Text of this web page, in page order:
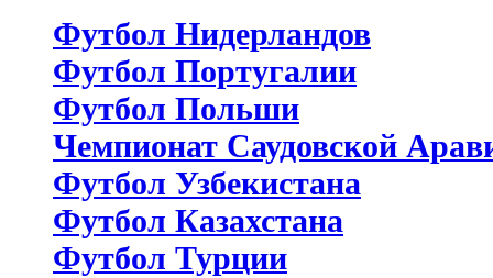
Футбол Нидерландов
Футбол Португалии
Футбол Польши
Чемпионат Саудовской
Футбол Узбекистана
Футбол Казахстана
Футбол Турции